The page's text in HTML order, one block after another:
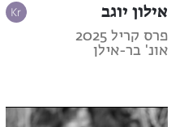
אילון יוגב
פרס קריל 2025
אונ' בר-אילן